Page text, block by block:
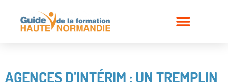
AGENCES D’INTÉRIM : UN TREMPLIN